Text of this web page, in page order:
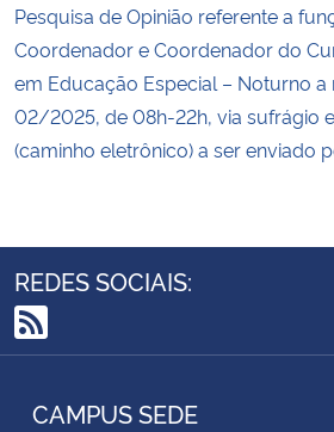
Pesquisa de Opinião referente a
Coordenador e Coordenador do
em Educação Especial – Noturno a
02/2025, de 08h-22h, via sufrágio
(caminho eletrônico) a ser enviado
REDES SOCIAIS:
RSS
CAMPUS SEDE